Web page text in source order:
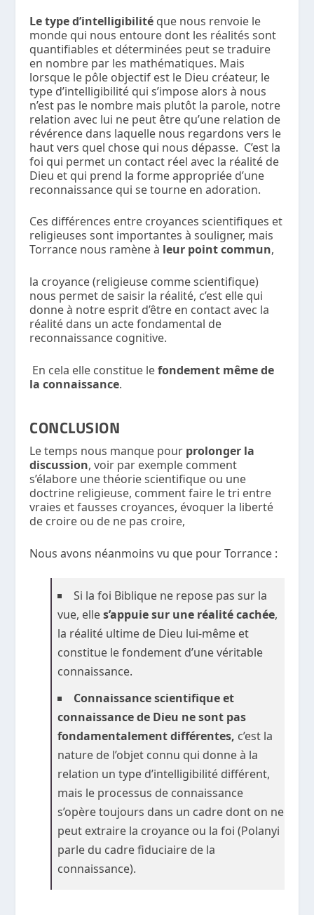
Le type d’intelligibilité que nous renvoie le
monde qui nous entoure dont les réalités sont
quantifiables et déterminées peut se traduire
en nombre par les mathématiques. Mais
lorsque le pôle objectif est le Dieu créateur, le
type d’intelligibilité qui s’impose alors à nous
n’est pas le nombre mais plutôt la parole, notre
relation avec lui ne peut être qu’une relation de
révérence dans laquelle nous regardons vers le
haut vers quel chose qui nous dépasse. C’est la
foi qui permet un contact réel avec la réalité de
Dieu et qui prend la forme appropriée d’une
reconnaissance qui se tourne en adoration.
Ces différences entre croyances scientifiques et
religieuses sont importantes à souligner, mais
Torrance nous ramène à leur point commun,
la croyance (religieuse comme scientifique)
nous permet de saisir la réalité, c’est elle qui
donne à notre esprit d’être en contact avec la
réalité dans un acte fondamental de
reconnaissance cognitive.
En cela elle constitue lefondement même de
la connaissance.
CONCLUSION
Le temps nous manque pour prolonger la
discussion, voir par exemple comment
s’élabore une théorie scientifique ou une
doctrine religieuse, comment faire le tri entre
vraies et fausses croyances, évoquer la liberté
de croire ou de ne pas croire,
Nous avons néanmoins vu que pour Torrance :
Si la foi Biblique ne repose pas sur la
vue, elles’appuie sur une réalité cachée,
la réalité ultime de Dieu lui-même et
constitue le fondement d’une véritable
connaissance.
Connaissance scientifique et
connaissance de Dieu ne sont pas
fondamentalement différentes, c’est la
nature de l’objet connu qui donne à la
relation un type d’intelligibilité différent,
mais le processus de connaissance
s’opère toujours dans un cadre dont on ne
peut extraire la croyance ou la foi (Polanyi
parle du cadre fiduciaire de la
connaissance).